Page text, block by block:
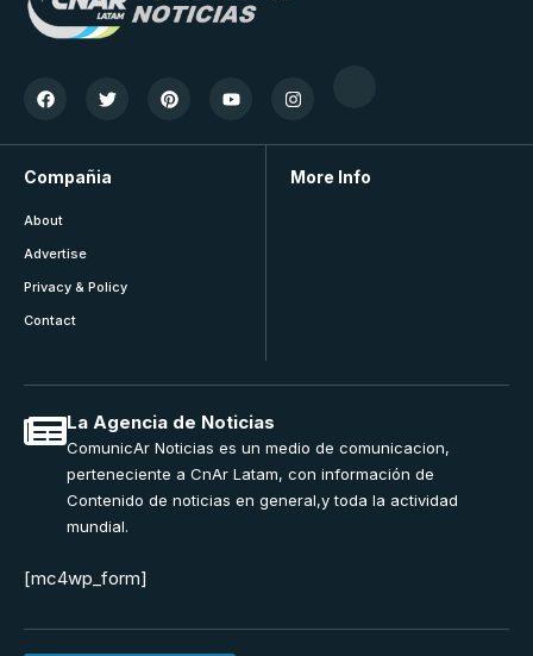
Compañia
About
Advertise
Privacy & Policy
Contact
More Info
La Agencia de Noticias
ComunicAr Noticias es un medio de comunicacion,
perteneciente a CnAr Latam, con información de
Contenido de noticias en general,y toda la actividad
mundial.
[mc4wp_form]